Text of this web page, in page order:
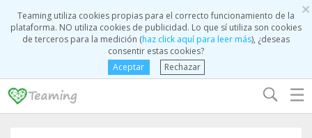
×
Teaming utiliza cookies propias para el correcto funcionamiento de la
plataforma. NO utiliza cookies de publicidad. Lo que sí utiliza son cookies
de terceros para la medición (haz click aquí para leer más), ¿deseas
consentir estas cookies?
Aceptar
Rechazar
☰